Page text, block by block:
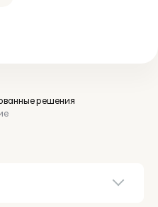
решения